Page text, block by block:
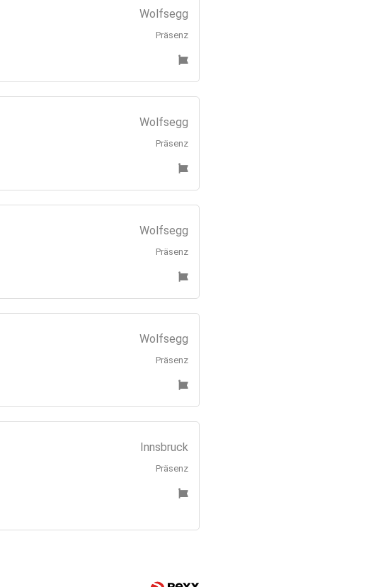
Wolfsegg
Präsenz
Wolfsegg
Präsenz
Wolfsegg
Präsenz
Wolfsegg
Präsenz
Innsbruck
Präsenz